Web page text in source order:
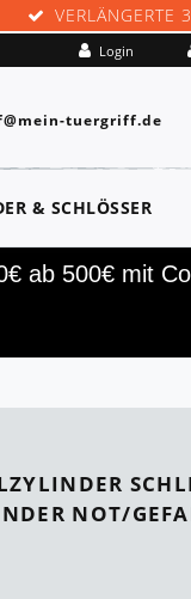
VERLÄNGERTE
Login
tuergriff.de
& SCHLÖSSER
ab 500€ mit
NOT/